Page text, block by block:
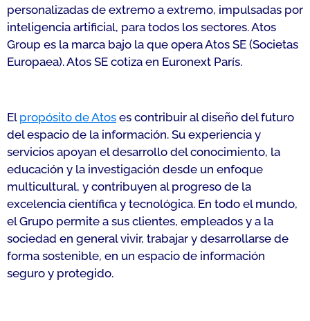
personalizadas de extremo a extremo, impulsadas por
inteligencia artificial, para todos los sectores. Atos
Group es la marca bajo la que opera Atos SE (Societas
Europaea). Atos SE cotiza en Euronext París.
El propósito de Atos es contribuir al diseño del futuro
del espacio de la información. Su experiencia y
servicios apoyan el desarrollo del conocimiento, la
educación y la investigación desde un enfoque
multicultural, y contribuyen al progreso de la
excelencia científica y tecnológica. En todo el mundo,
el Grupo permite a sus clientes, empleados y a la
sociedad en general vivir, trabajar y desarrollarse de
forma sostenible, en un espacio de información
seguro y protegido.